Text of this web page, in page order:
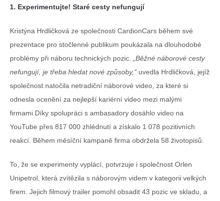
1. Experimentujte! Staré cesty nefungují
Kristýna Hrdličková ze společnosti CardionCars během své
prezentace pro stočlenné publikum poukázala na dlouhodobé
problémy při náboru technických pozic
„Běžné náborové cesty
nefungují, je třeba hledat nové způsoby,“ uvedla Hrdličková, jejíž
společnost natočila netradiční náborové video, za které si
odnesla ocenění za nejlepší kariérní video mezi malými
firmami.Díky spolupráci s ambasadory dosáhlo video na
YouTube přes 817 000 zhlédnutí a získalo 1 078 pozitivních
reakcí. Během měsíční kampaně firma obdržela 58 životopisů.
To, že se experimenty vyplácí, potvrzuje i společnost Orlen
Unipetrol, která zvítězila s náborovým videm v kategorii velkých
firem. Jejich filmový trailer pomohl obsadit 43 pozic ve skladu, a